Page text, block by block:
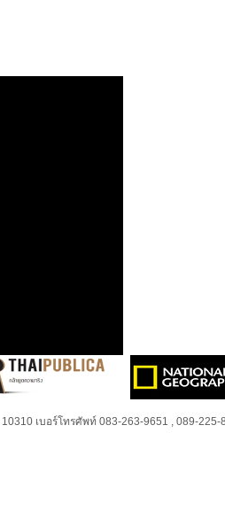
เบอร์โทรศัพท์ 083-263-9651 , 089-225-